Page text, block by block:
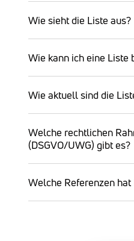
Wie sieht die Liste aus?
Wie kann ich eine Liste
Wie aktuell sind die
Welche rechtlichen
(DSGVO/UWG) gibt es?
Welche Referenzen